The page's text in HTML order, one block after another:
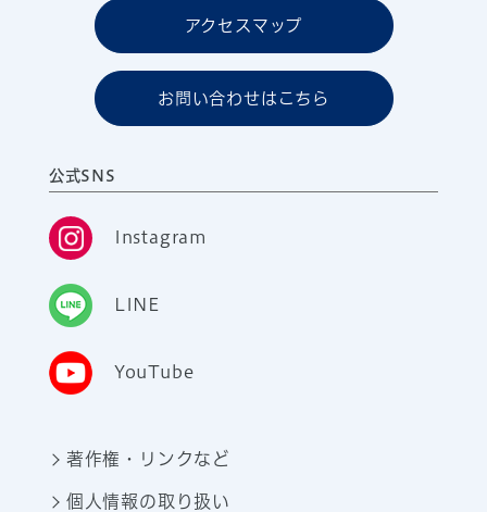
アクセスマップ
お問い合わせはこちら
公式SNS
Instagram
LINE
YouTube
著作権・リンクなど
個人情報の取り扱い